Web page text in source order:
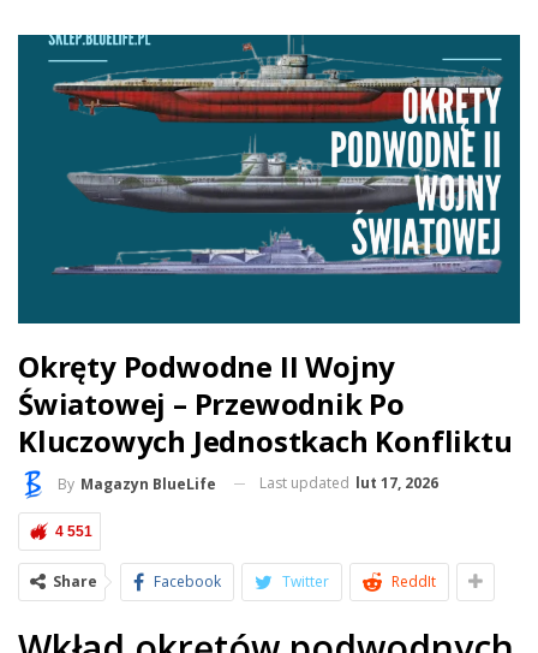
Okręty Podwodne II Wojny
Światowej – Przewodnik Po
Kluczowych Jednostkach Konfliktu
By Magazyn BlueLife Last updated lut 17, 2026
4 551
Share Facebook Twitter ReddIt